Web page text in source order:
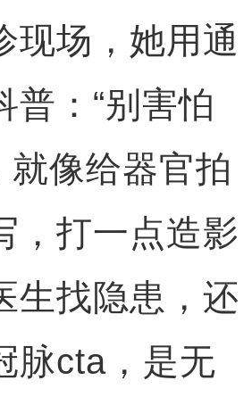
场，她用通
普：“别害怕
就像给器官拍
，打一点造影
生找隐患，还
脉cta，是无